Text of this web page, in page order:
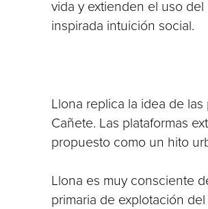
vida y extienden el uso
inspirada intuición social.
Llona replica la idea de
Cañete. Las plataformas
propuesto como un hito
Llona es muy consciente
primaria de explotación